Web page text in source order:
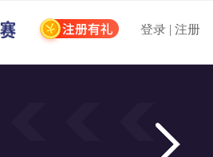
登录 | 注册